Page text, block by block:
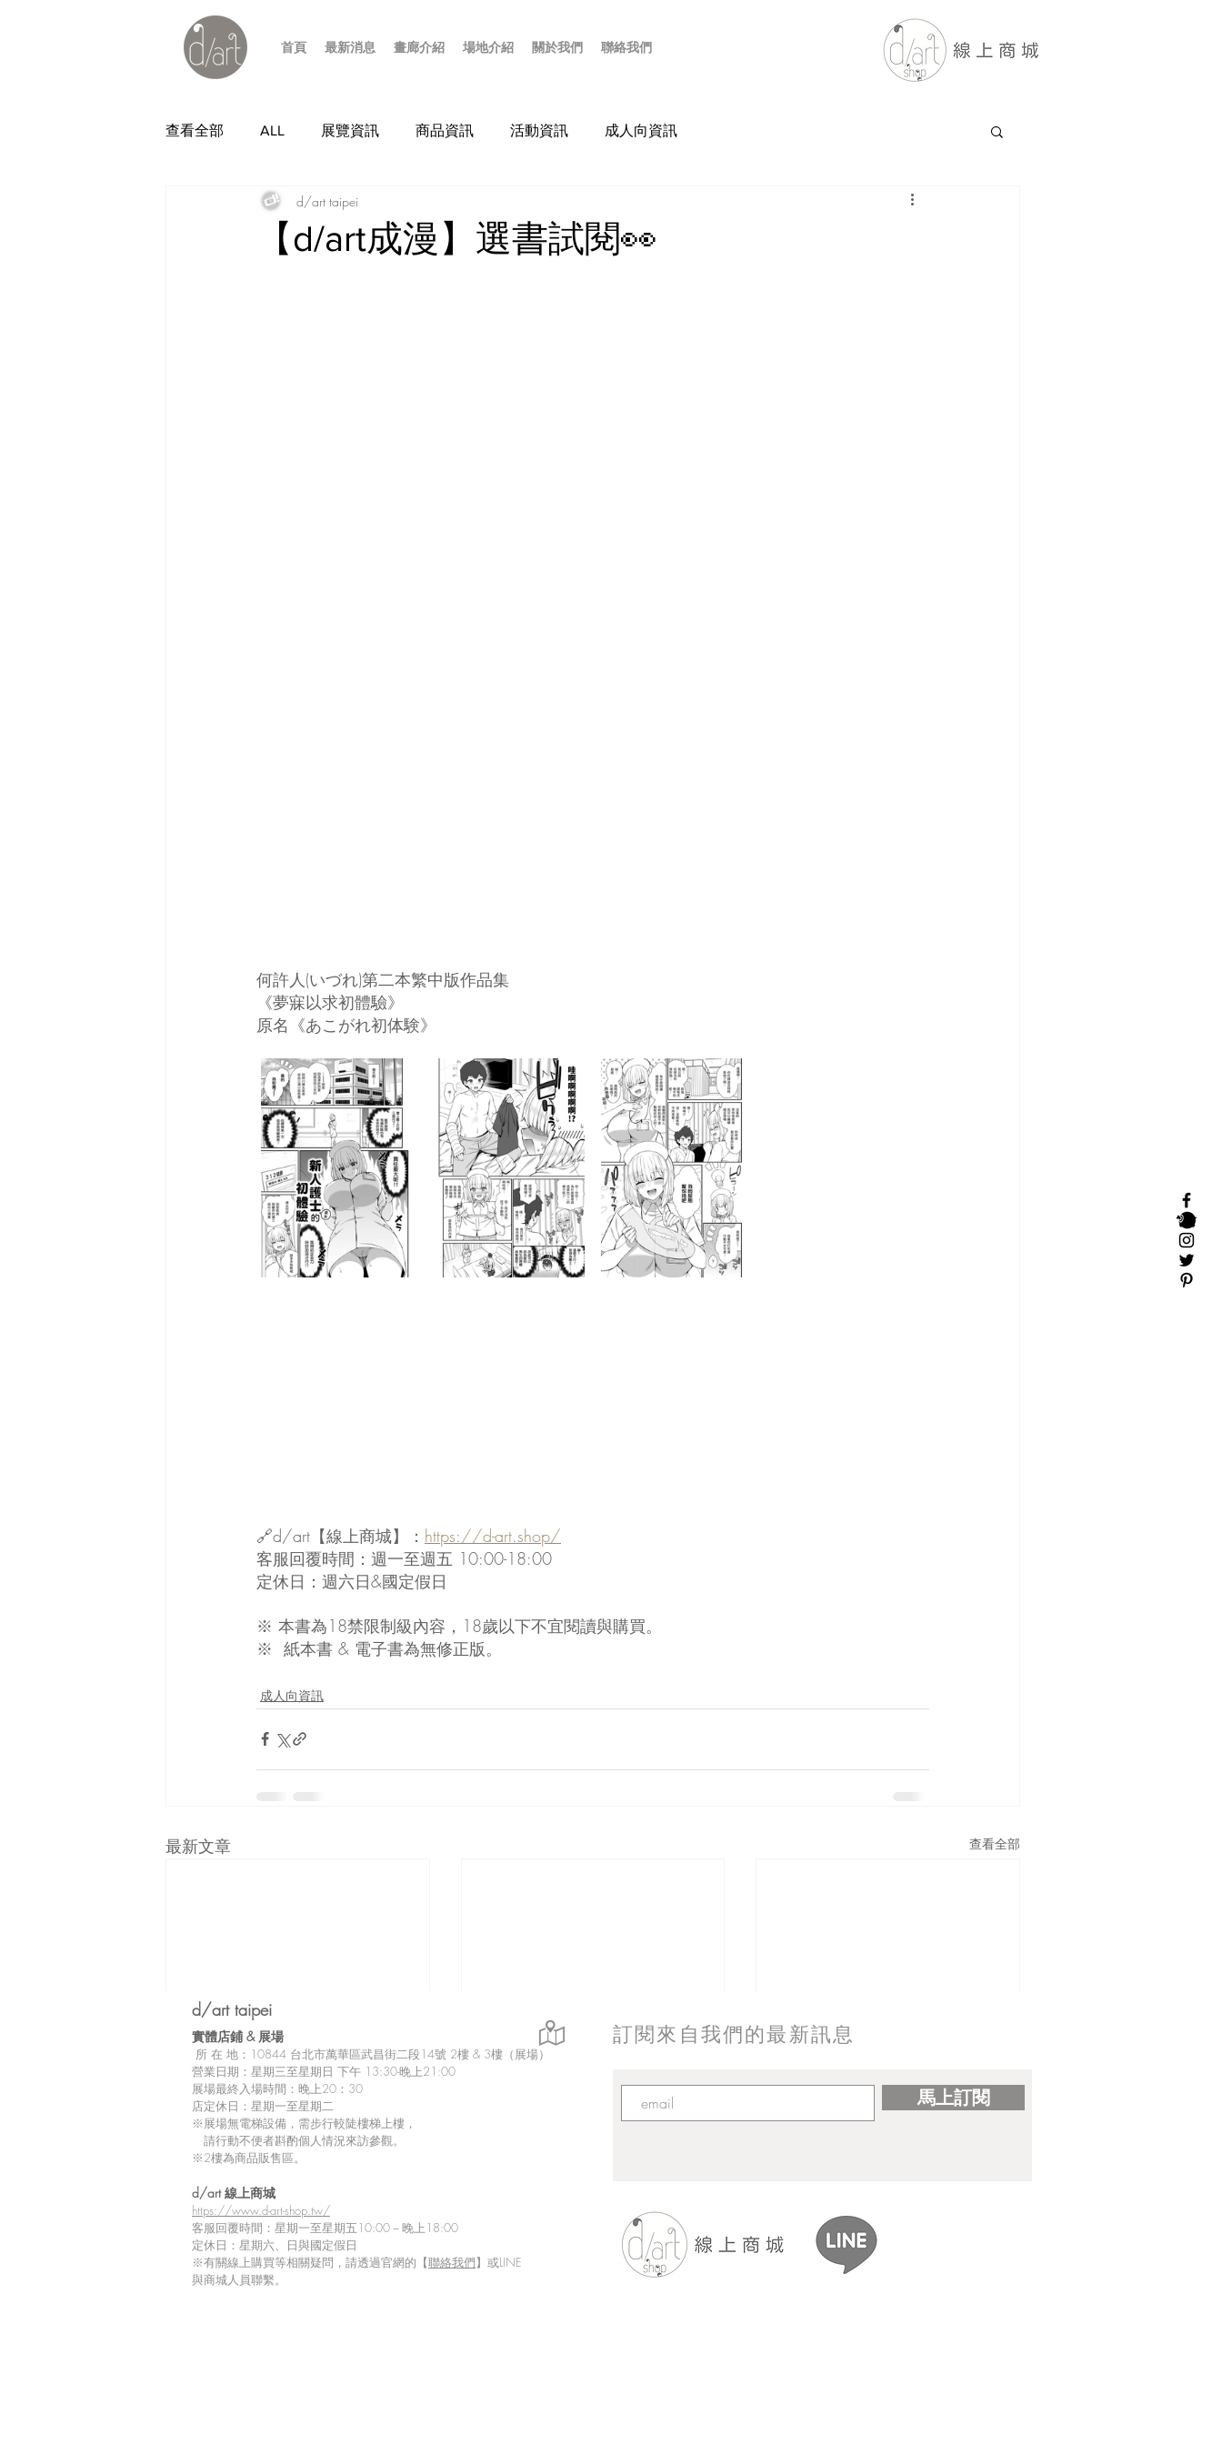
首頁 最新消息 畫廊介紹 場地介紹 關於我們 聯絡我們
查看全部 ALL 展覽資訊 商品資訊 活動資訊 成人向資訊
【d/art成漫】選書試閱👀
d/art taipei
何許人(いづれ)第二本繁中版作品集
《夢寐以求初體驗》
原名《あこがれ初体験》
🔗d/art【線上商城】： https://d-art.shop/
客服回覆時間：週一至週五 10:00-18:00
定休日：週六日&國定假日
※ 本書為18禁限制級內容，18歲以下不宜閱讀與購買。
※  紙本書 & 電子書為無修正版。
成人向資訊
最新文章 查看全部
撰寫留言......
馬上訂閱
訂閱來自我們的最新訊息
d/art taipei
實體店鋪 & 展場
所 在 地：10844 台北市萬華區武昌街二段14號 2樓 & 3樓（展場）
營業日期：星期三至星期日 下午 13:30-晚上21:00
展場最終入場時間：晚上20：30
店定休日：星期一至星期二
※展場無電梯設備，需步行較陡樓梯上樓，
請行動不便者斟酌個人情況來訪參觀。
※2樓為商品販售區。
d/art 線上商城
https://www.d-art-shop.tw/
客服回覆時間：星期一至星期五10:00－晚上18:00
定休日：星期六、日與國定假日
※有關線上購買等相關疑問，請透過官網的【聯絡我們】或LINE
與商城人員聯繫。